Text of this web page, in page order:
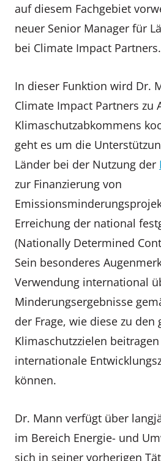
auf diesem Fachgebiet
neuer Senior Manager für
bei Climate Impact Partners.
In dieser Funktion wird Dr.
Climate Impact Partners zu
Klimaschutzabkommens
geht es um die
Länder bei der Nutzung der
zur Finanzierung von
Erreichung der national
(Nationally Determined
Sein besonderes
Verwendung international
Minderungsergebnisse
der Frage, wie diese zu den
Klimaschutzzielen
internationale
können.
Dr. Mann verfügt über
im Bereich Energie- und
sich in seiner vorherigen